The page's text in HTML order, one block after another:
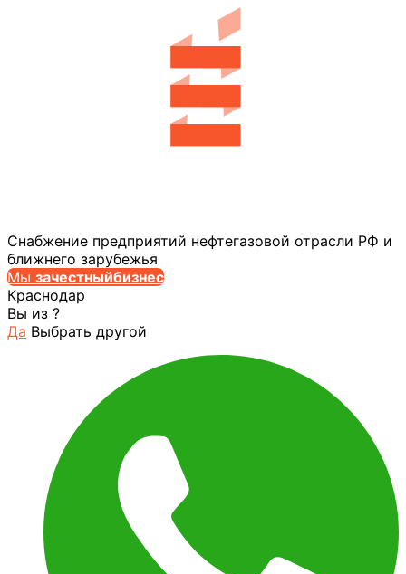
Снабжение предприятий нефтегазовой отрасли РФ и
ближнего зарубежья
Мы зачестныйбизнес
Краснодар
Вы из ?
Да Выбрать другой